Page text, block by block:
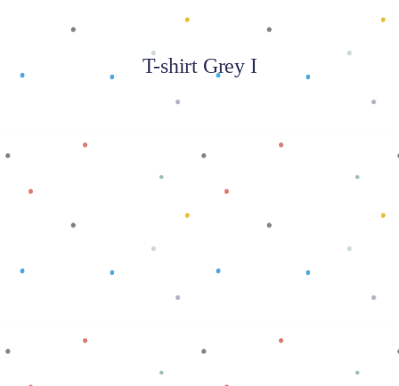
T-shirt Grey I
Baca selengkapnya